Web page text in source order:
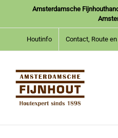
inhoud
Amsterdamsche
Houtinfo Contact, Route